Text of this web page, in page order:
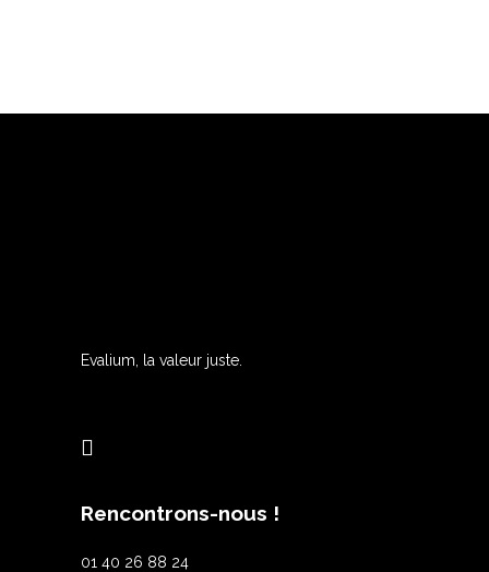
Evalium, la valeur juste.
Rencontrons-nous !
01 40 26 88 24